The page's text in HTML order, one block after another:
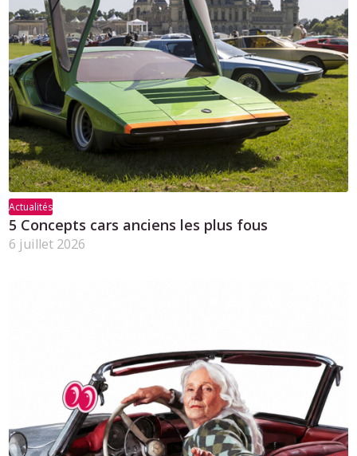
Actualités
5 Concepts cars anciens les plus fous
6 juillet 2026